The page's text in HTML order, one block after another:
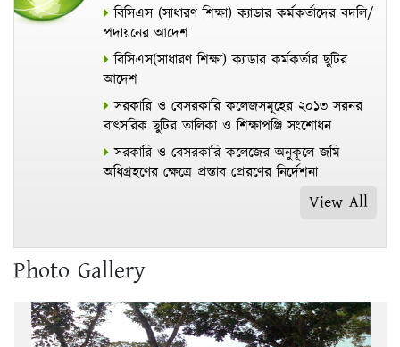
বিসিএস (সাধারণ শিক্ষা) ক্যাডার কর্মকর্তাদের বদলি/
পদায়নের আদেশ
বিসিএস(সাধারণ শিক্ষা) ক্যাডার কর্মকর্তার ছুটির
আদেশ
সরকারি ও বেসরকারি কলেজসমূহের ২০১৩ সরনর
বাৎসরিক ছুটির তালিকা ও শিক্ষাপঞ্জি সংশোধন
সরকারি ও বেসরকারি কলেজের অনুকূলে জমি
অধিগ্রহণের ক্ষেত্রে প্রস্তাব প্রেরণের নির্দেশনা
View All
Photo Gallery